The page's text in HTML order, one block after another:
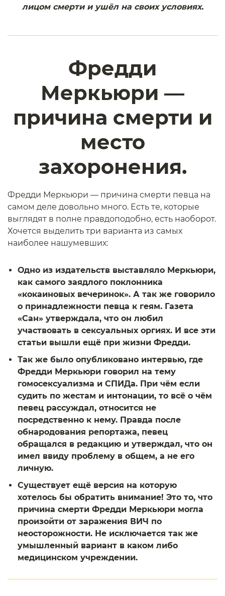
лицом смерти и ушёл на своих условиях.
Фредди
Меркьюри —
причина смерти и
место
захоронения.
Фредди Меркьюри — причина смерти певца на
самом деле довольно много. Есть те, которые
выглядят в полне правдоподобно, есть наоборот.
Хочется выделить три варианта из самых
наиболее нашумевших:
Одно из издательств выставляло Меркьюри,
как самого заядлого поклонника
«кокаиновых вечеринок». А так же говорило
о принадлежности певца к геям. Газета
«Сан» утверждала, что он любил
участвовать в сексуальных оргиях. И все эти
статьи вышли ещё при жизни Фредди.
Так же было опубликовано интервью, где
Фредди Меркьюри говорил на тему
гомосексуализма и СПИДа. При чём если
судить по жестам и интонации, то всё о чём
певец рассуждал, относится не
посредственно к нему. Правда после
обнародования репортажа, певец
обращался в редакцию и утверждал, что он
имел ввиду проблему в общем, а не его
личную.
Существует ещё версия на которую
хотелось бы обратить внимание! Это то, что
причина смерти Фредди Меркьюри могла
произойти от заражения ВИЧ по
неосторожности. Не исключается так же
умышленный вариант в каком либо
медицинском учреждении.